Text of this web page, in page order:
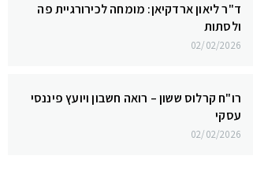
ד"ר ליאון ארדקיאן: מומחה לכירורגיית פה
ולסתות
02/02/2026
רו"ח קרלוס ששון – רואה חשבון ויועץ פיננסי
עסקי
02/02/2026